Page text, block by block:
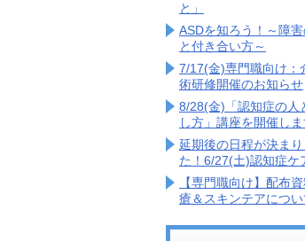
と」
ASDを知ろう！～障
と付き合い方～
7/17(金)専門職向け：
術研修開催のお知らせ
8/28(金)「認知症の人
し方」講座を開催しま
延期後の日程が決まり
た！6/27(土)認知症ケ
【専門職向け】配布
瘡＆スキンテアについ